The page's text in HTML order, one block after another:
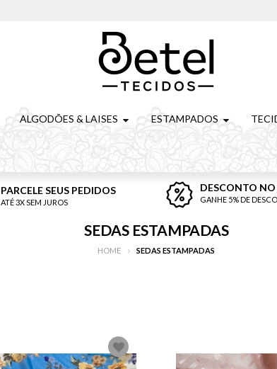
ALGODÕES & LAISES ESTAMPADOS
PARCELE SEUS PEDIDOS
ATÉ 3X SEM JUROS
DESCONTO
GANHE 5% DE
SEDAS ESTAMPADAS
HOME SEDAS ESTAMPADAS